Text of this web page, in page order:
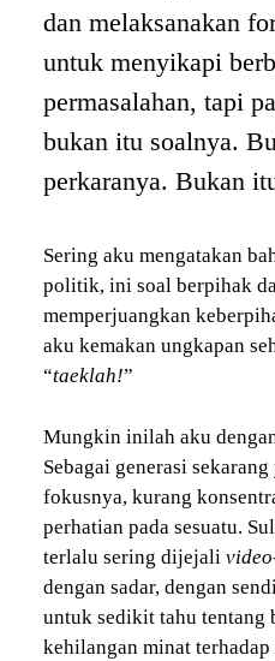
dan melaksanakan
untuk menyikapi
permasalahan, tapi
bukan itu soalnya.
perkaranya. Bukan
Sering aku mengatakan
politik, ini soal berpihak
memperjuangkan
aku kemakan ungkapan
“taeklah!”
Mungkin inilah aku
Sebagai generasi
fokusnya, kurang
perhatian pada sesuatu.
terlalu sering dijejali
dengan sadar, dengan
untuk sedikit tahu tentang
kehilangan minat